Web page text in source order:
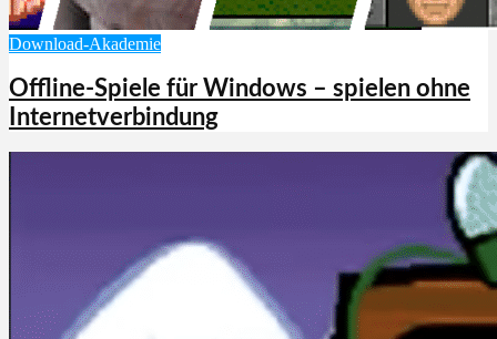
Download-Akademie
Offline-Spiele für Windows – spielen ohne
Internetverbindung